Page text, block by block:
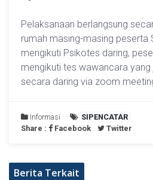
Pelaksanaan berlangsung
rumah masing-masing peserta
mengikuti Psikotes daring,
mengikuti tes wawancara yang
secara daring via zoom
Informasi
SIPENCATAR
Share :
Facebook Twitter
Berita Terkait